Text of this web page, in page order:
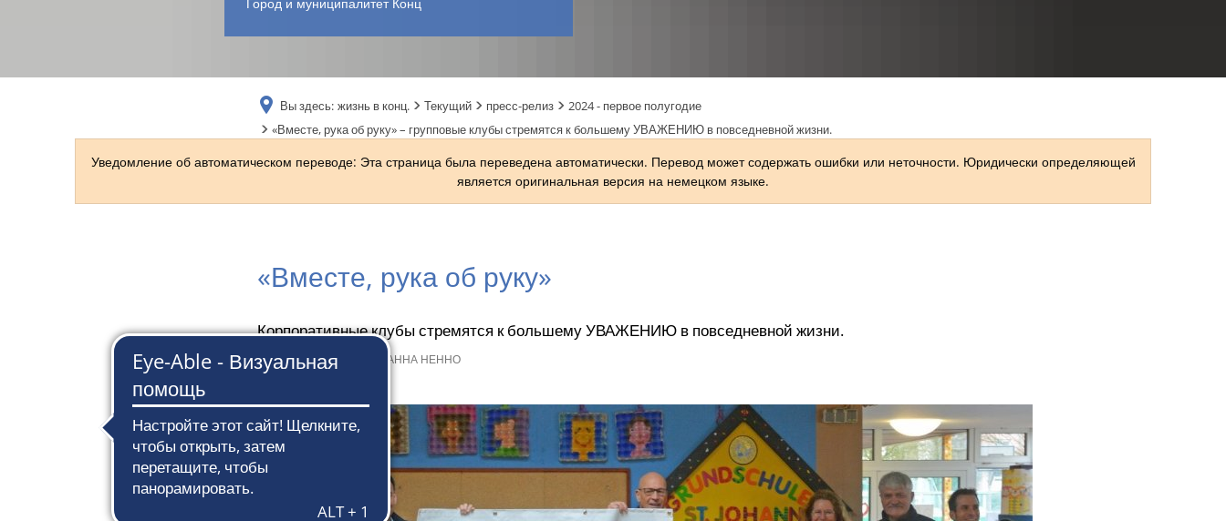
Вы здесь: жизнь в конц. Текущий пресс-релиз
2024 - первое полугодие
«Вместе, рука об руку» – групповые клубы стремятся к большему УВАЖЕНИЮ в повседневной жизни.
Уведомление об автоматическом переводе: Эта страница была переведена автоматически. Перевод может содержать ошибки или неточности. Юридически определяющей
является оригинальная версия на немецком языке.
«Вместе, рука об руку»
Корпоративные клубы стремятся к большему УВАЖЕНИЮ в повседневной жизни.
2 апреля 2024 г. СЮЗАННА НЕННО